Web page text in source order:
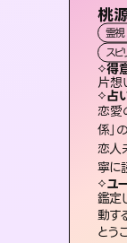
桃
霊
スピ
得
片想
占
恋愛
係」
恋人
寧に
ユ
鑑定
動す
とう